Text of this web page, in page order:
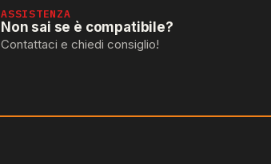
ASSISTENZA
Non sai se è compatibile?
Contattaci e chiedi consiglio!